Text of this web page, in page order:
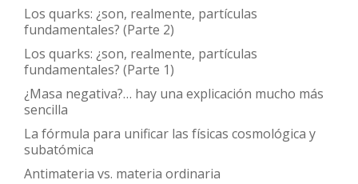
Los quarks: ¿son, realmente, partículas
fundamentales? (Parte 2)
Los quarks: ¿son, realmente, partículas
fundamentales? (Parte 1)
¿Masa negativa?… hay una explicación mucho más
sencilla
La fórmula para unificar las físicas cosmológica y
subatómica
Antimateria vs. materia ordinaria